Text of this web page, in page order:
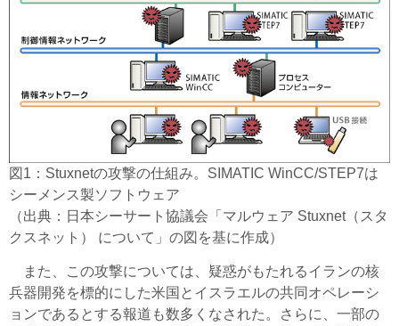
図1：Stuxnetの攻撃の仕組み。SIMATIC WinCC/STEP7は
シーメンス製ソフトウェア
（出典：日本シーサート協議会「マルウェア Stuxnet（スタ
クスネット） について」の図を基に作成）
また、この攻撃については、疑惑がもたれるイランの核
兵器開発を標的にした米国とイスラエルの共同オペレーシ
ョンであるとする報道も数多くなされた。さらに、一部の